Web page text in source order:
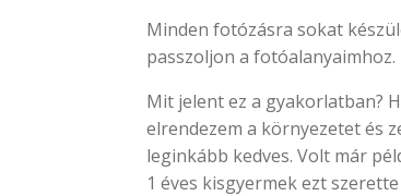
Minden fotózásra sokat
passzoljon a fotóalanyaimhoz.
Mit jelent ez a gyakorlatban?
elrendezem a környezetet és
leginkább kedves. Volt már
1 éves kisgyermek ezt